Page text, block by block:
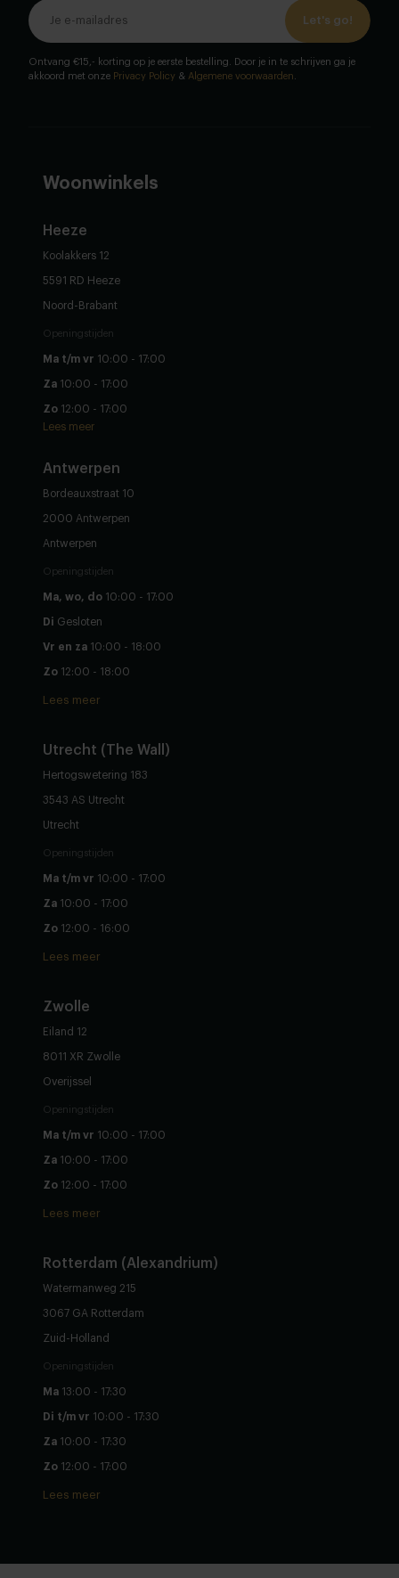
Let's go!
Ontvang €15,- korting op je eerste bestelling. Door je in te schrijven ga je
akkoord met onze Privacy Policy & Algemene voorwaarden
Woonwinkels
Heeze
Koolakkers 12
5591 RD Heeze
Noord-Brabant
Openingstijden
Ma t/m vr 10:00 - 17:00
Za 10:00 - 17:00
Zo 12:00 - 17:00
Lees meer
Antwerpen
Bordeauxstraat 10
2000 Antwerpen
Antwerpen
Openingstijden
Ma, wo, do 10:00 - 17:00
Di Gesloten
Vr en za 10:00 - 18:00
Zo 12:00 - 18:00
Lees meer
Utrecht (The Wall)
Hertogswetering 183
3543 AS Utrecht
Utrecht
Openingstijden
Ma t/m vr 10:00 - 17:00
Za 10:00 - 17:00
Zo 12:00 - 16:00
Lees meer
Zwolle
Eiland 12
8011 XR Zwolle
Overijssel
Openingstijden
Ma t/m vr 10:00 - 17:00
Za 10:00 - 17:00
Zo 12:00 - 17:00
Lees meer
Rotterdam (Alexandrium)
Watermanweg 215
3067 GA Rotterdam
Zuid-Holland
Openingstijden
Ma 13:00 - 17:30
Di t/m vr 10:00 - 17:30
Za 10:00 - 17:30
Zo 12:00 - 17:00
Lees meer